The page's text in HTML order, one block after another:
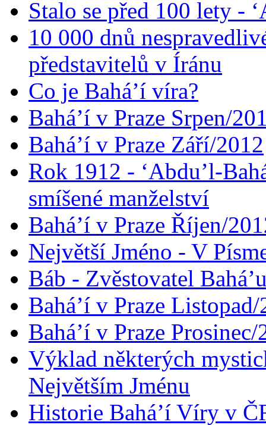
Stalo se před 100 lety -
10 000 dnů
představitelů v Íránu
Co je Bahá’í víra?
Bahá’í v Praze Srpen/
Bahá’í v Praze Září/2012
Rok 1912 - ‘Abdu’l-
smíšené manželství
Bahá’í v Praze Říjen/
Největší Jméno - V
Báb - Zvěstovatel
Bahá’í v Praze
Bahá’í v Praze Prosinec/
Výklad některých
Největším Jménu
Historie Bahá’í Víry v